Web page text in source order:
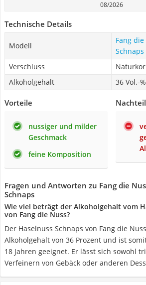
08/2026
Technische Details
Modell
Fang
Schnaps
Verschluss
Alkoholgehalt
36 Vol.-%
Vorteile
nussiger und milder
Geschmack
feine Komposition
Fragen und Antworten zu Fang die
Schnaps
Wie viel beträgt der Alkoholgehalt vom
von Fang die Nuss?
Der Haselnuss Schnaps von Fang die
Alkoholgehalt von 36 Prozent und ist
18 Jahren geeignet. Er lässt sich sowohl
Verfeinern von Gebäck oder anderen